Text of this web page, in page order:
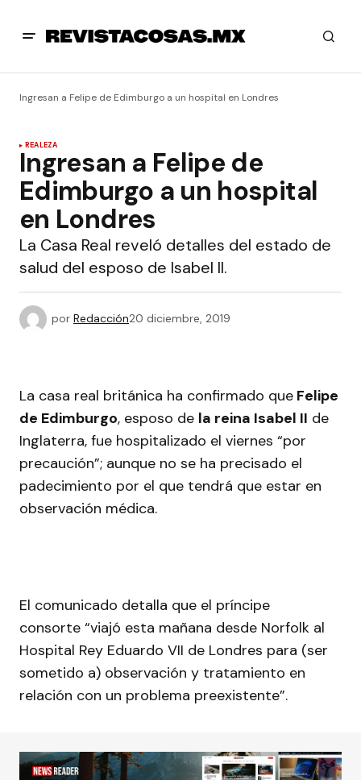
Ingresan a Felipe de Edimburgo a un hospital en Londres
REALEZA
Ingresan a Felipe de
Edimburgo a un hospital
en Londres
La Casa Real reveló detalles del estado de
salud del esposo de Isabel II.
por Redacción20 diciembre, 2019
La casa real británica ha confirmado que Felipe
de Edimburgo, esposo de la reina Isabel II de
Inglaterra, fue hospitalizado el viernes “por
precaución”; aunque no se ha precisado el
padecimiento por el que tendrá que estar en
observación médica.
El comunicado detalla que el príncipe
consorte “viajó esta mañana desde Norfolk al
Hospital Rey Eduardo VII de Londres para (ser
sometido a) observación y tratamiento en
relación con un problema preexistente”.